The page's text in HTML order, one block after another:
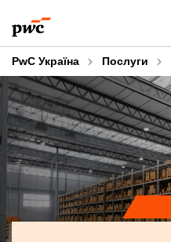
to
content
to
footer
PwC Україна Послуги